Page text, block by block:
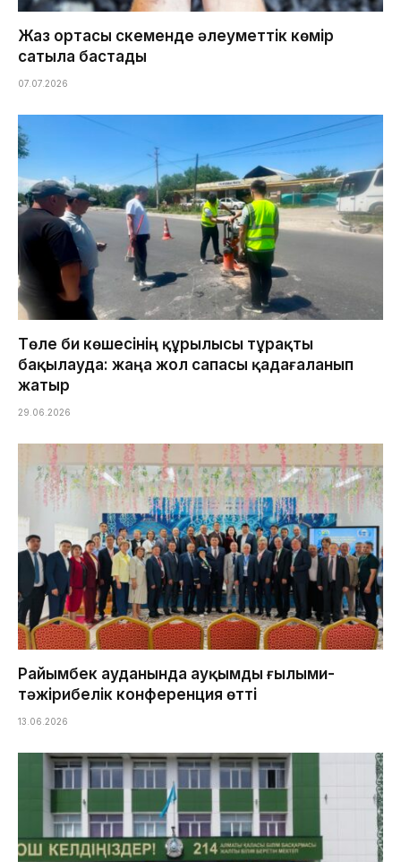
Жаз ортасы Өскеменде әлеуметтік көмір
сатыла бастады
07.07.2026
Төле би көшесінің құрылысы тұрақты
бақылауда: жаңа жол сапасы қадағаланып
жатыр
29.06.2026
Райымбек ауданында ауқымды ғылыми-
тәжірибелік конференция өтті
13.06.2026